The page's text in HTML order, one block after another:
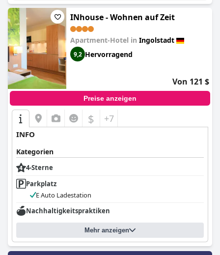
INhouse - Wohnen auf Zeit
Apartment-Hotel in Ingolstadt
9,2 Hervorragend
Von 121 $
Preise anzeigen
$ +7
INFO
Kategorien
4-Sterne
Parkplatz
E Auto Ladestation
Nachhaltigkeitspraktiken
Mehr anzeigen